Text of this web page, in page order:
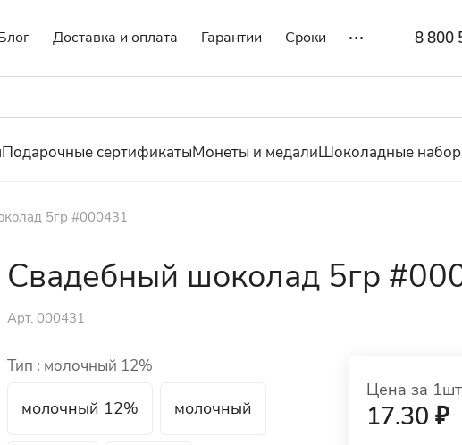
Доставка и оплата Гарантии Сроки 8 800
Подарочные сертификатыМонеты и медалиШоколадные
5гр #000431
Свадебный шоколад 5гр
Арт. 000431
Тип : молочный 12%
молочный 12% молочный
Цена за
17.30 ₽